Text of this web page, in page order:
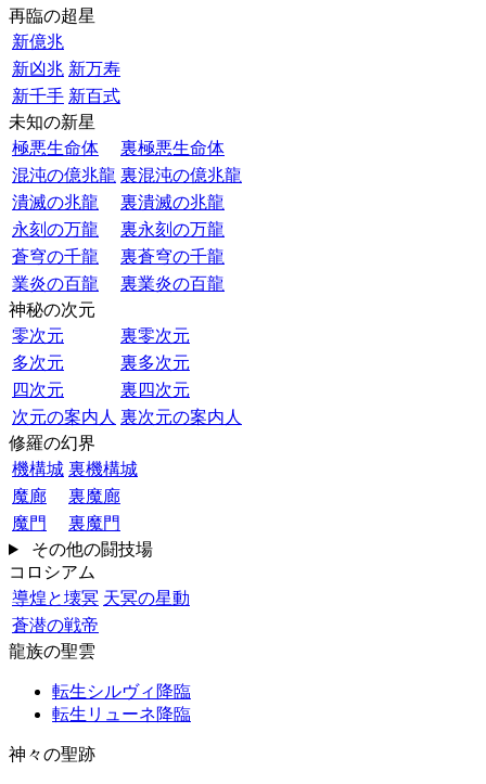
再臨の超星
新億兆
新凶兆 新万寿
新千手 新百式
未知の新星
極悪生命体
裏極悪生命体
混沌の億兆龍 裏混沌の億兆龍
潰滅の兆龍
裏潰滅の兆龍
永刻の万龍
裏永刻の万龍
蒼穹の千龍
裏蒼穹の千龍
業炎の百龍
裏業炎の百龍
神秘の次元
零次元
裏零次元
多次元
裏多次元
四次元
裏四次元
次元の案内人 裏次元の案内人
修羅の幻界
機構城 裏機構城
魔廊
裏魔廊
魔門
裏魔門
その他の闘技場
コロシアム
導煌と壊冥 天冥の星動
蒼潜の戦帝
龍族の聖雲
転生シルヴィ降臨
転生リューネ降臨
神々の聖跡